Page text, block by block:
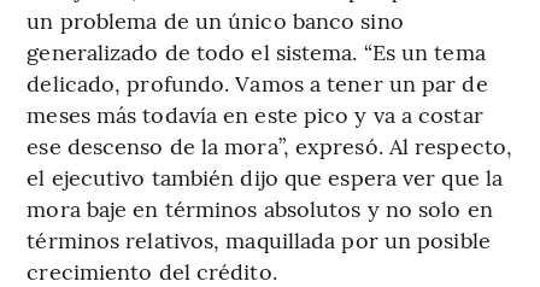
un problema de un único banco sino
generalizado de todo el sistema. “Es un tema
delicado, profundo. Vamos a tener un par de
meses más todavía en este pico y va a costar
ese descenso de la mora”, expresó. Al respecto,
el ejecutivo también dijo que espera ver que la
mora baje en términos absolutos y no solo en
términos relativos, maquillada por un posible
crecimiento del crédito.